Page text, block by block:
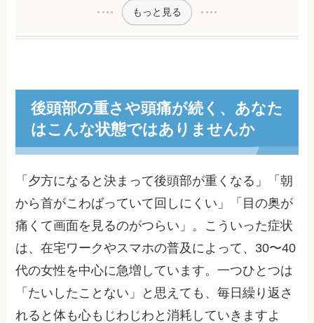
もっと見る
後頭部の重さや頭痛が続く、あなた
はこんな状態ではありませんか
「夕方になると決まって後頭部が重くなる」「朝
から首がこわばっていて回しにくい」「目の奥が
痛くて画面を見るのがつらい」。こういった症状
は、在宅ワークやスマホの普及によって、30〜40
代の女性を中心に急増しています。一つひとつは
「たいしたことない」と思えても、毎日繰り返さ
れると体も心もじわじわと消耗していきますよ